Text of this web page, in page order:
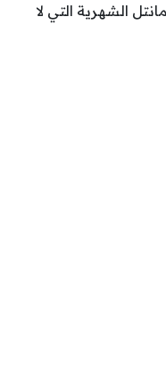
الشهرية التي لا